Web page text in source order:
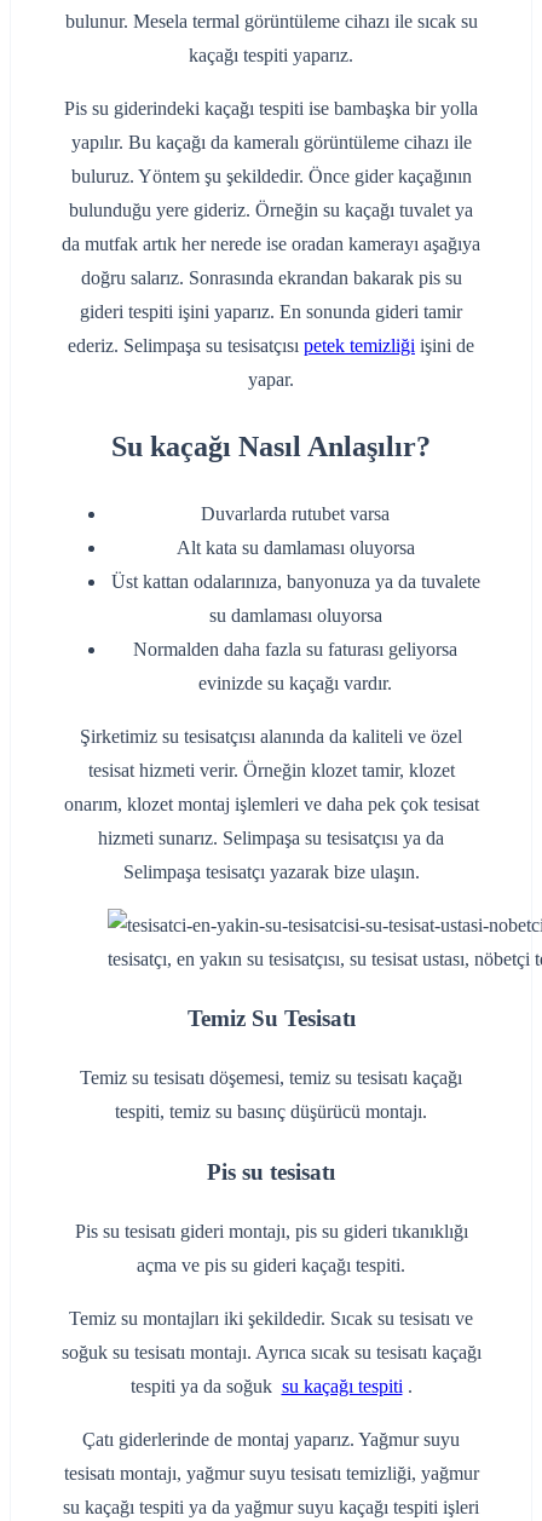
bulunur. Mesela termal görüntüleme cihazı ile sıcak su
kaçağı tespiti yaparız.
Pis su giderindeki kaçağı tespiti ise bambaşka bir yolla
yapılır. Bu kaçağı da kameralı görüntüleme cihazı ile
buluruz. Yöntem şu şekildedir. Önce gider kaçağının
bulunduğu yere gideriz. Örneğin su kaçağı tuvalet ya
da mutfak artık her nerede ise oradan kamerayı aşağıya
doğru salarız. Sonrasında ekrandan bakarak pis su
gideri tespiti işini yaparız. En sonunda gideri tamir
ederiz. Selimpaşa su tesisatçısı petek temizliği işini de
yapar.
Su kaçağı Nasıl Anlaşılır?
Duvarlarda rutubet varsa
Alt kata su damlaması oluyorsa
Üst kattan odalarınıza, banyonuza ya da tuvalete
su damlaması oluyorsa
Normalden daha fazla su faturası geliyorsa
evinizde su kaçağı vardır.
Şirketimiz su tesisatçısı alanında da kaliteli ve özel
tesisat hizmeti verir. Örneğin klozet tamir, klozet
onarım, klozet montaj işlemleri ve daha pek çok tesisat
hizmeti sunarız. Selimpaşa su tesisatçısı ya da
Selimpaşa tesisatçı yazarak bize ulaşın.
tesisatçı, en yakın su tesisatçısı, su tesisat ustası, nöbetçi
Temiz Su Tesisatı
Temiz su tesisatı döşemesi, temiz su tesisatı kaçağı
tespiti, temiz su basınç düşürücü montajı.
Pis su tesisatı
Pis su tesisatı gideri montajı, pis su gideri tıkanıklığı
açma ve pis su gideri kaçağı tespiti.
Temiz su montajları iki şekildedir. Sıcak su tesisatı ve
soğuk su tesisatı montajı. Ayrıca sıcak su tesisatı kaçağı
tespiti ya da soğuk su kaçağı tespiti .
Çatı giderlerinde de montaj yaparız. Yağmur suyu
tesisatı montajı, yağmur suyu tesisatı temizliği, yağmur
su kaçağı tespiti ya da yağmur suyu kaçağı tespiti işleri